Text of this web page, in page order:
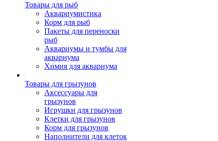
Товары для рыб
Аквариумистика
Корм для рыб
Пакеты для переноски
рыб
Аквариумы и тумбы для
аквариума
Химия для аквариума
Товары для грызунов
Аксессуары для
грызунов
Игрушки для грызунов
Клетки для грызунов
Корм для грызунов
Наполнители для клеток